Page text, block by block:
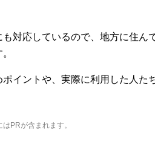
対応しているので、地方に住ん
イントや、実際に利用した人た
PRが含まれます。